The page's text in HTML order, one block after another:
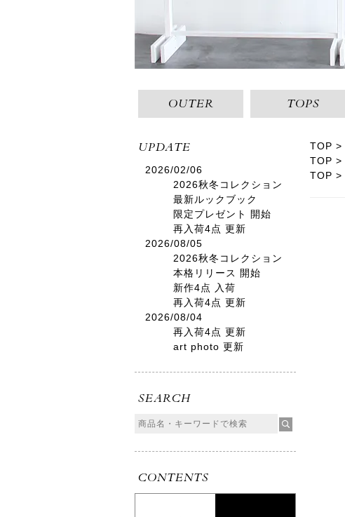
OUTER TOPS
UPDATE
2026/02/06
2026秋冬コレクション
最新ルックブック
限定プレゼント 開始
再入荷4点 更新
2026/08/05
2026秋冬コレクション
本格リリース 開始
新作4点 入荷
再入荷4点 更新
2026/08/04
再入荷4点 更新
art photo 更新
SEARCH
CONTENTS
TOP
TOP
TOP